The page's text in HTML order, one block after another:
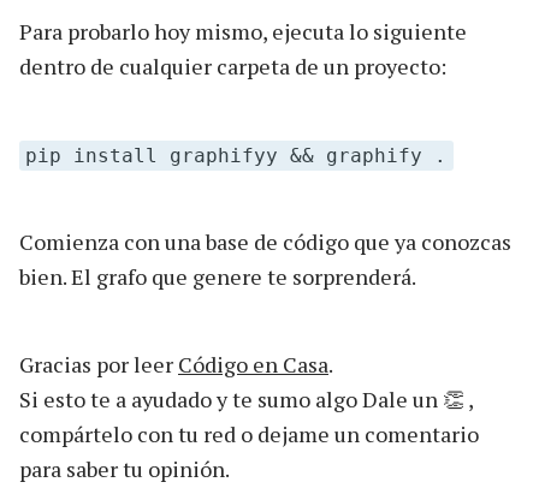
Para probarlo hoy mismo, ejecuta lo siguiente
dentro de cualquier carpeta de un proyecto:
pip install graphifyy && graphify .
Comienza con una base de código que ya conozcas
bien. El grafo que genere te sorprenderá.
Gracias por leer Código en Casa.
Si esto te a ayudado y te sumo algo Dale un 👏 ,
compártelo con tu red o dejame un comentario
para saber tu opinión.